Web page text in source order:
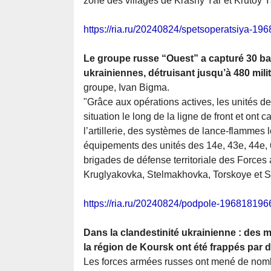
https://ria.ru/20240824/spetsoperatsiya-
Le groupe russe “Ouest” a capturé 30
ukrainiennes, détruisant jusqu’à 480
groupe, Ivan Bigma.
"Grâce aux opérations actives, les unités
situation le long de la ligne de front et ont
l’artillerie, des systèmes de lance-
équipements des unités des 14e, 43e,
brigades de défense territoriale des
Kruglyakovka, Stelmakhovka, Torskoye et
https://ria.ru/20240824/podpole-
Dans la clandestinité ukrainienne : des
la région de Koursk ont été frappés par
Les forces armées russes ont mené de